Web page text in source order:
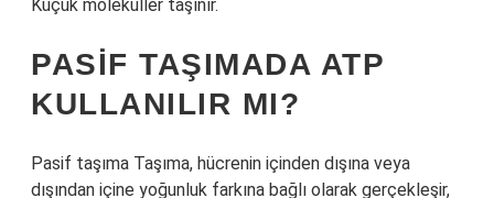
Küçük moleküller taşınır.
PASIF TAŞIMADA ATP
KULLANILIR MI?
Pasif taşıma Taşıma, hücrenin içinden dışına veya
dışından içine yoğunluk farkına bağlı olarak gerçekleşir,